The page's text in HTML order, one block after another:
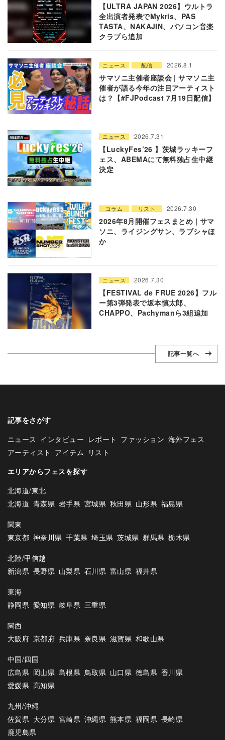
【ULTRA JAPAN 2026】ウルトラ
全出演者発表でMykris、PAS
TASTA、NAKAJIN、パソコン音楽
クラブら追加
ニュース 配信 2026.8.1
サマソニ主催者座談会 | サマソニ主
催者が語る今年の注目アーティスト
は？【#FJPodcast 7月19日配信】
ニュース 2026.7.31
【LuckyFes’26 】茨城ラッキーフ
ェス、ABEMAにて無料独占生中継
決定
コラム リスト 2026.7.30
2026年8月開催フェスまとめ | サマ
ソニ、ライジングサン、ラブシャほ
か
ニュース 2026.7.30
【FESTIVAL de FRUE 2026】フル
ー第3弾発表で坂本慎太郎、
CHAPPO、Pachymanら3組追加
記事一覧へ
記事をさがす
ニュース インタビュー レポート ファッション 海外フェス
アーティスト アイテム
リスト
エリアからフェスを探す
北海道/東北
北海道 青森県 岩手県 宮城県 秋田県 山形県 福島県
関東
東京都 神奈川県 千葉県 埼玉県 茨城県 群馬県 栃木県
北陸/甲信越
新潟県 長野県 山梨県 石川県 富山県 福井県
東海
静岡県 愛知県 岐阜県 三重県
関西
大阪府 京都府 兵庫県 奈良県 滋賀県 和歌山県
中国/四国
広島県 岡山県 島根県 鳥取県 山口県 徳島県 香川県
愛媛県 高知県
九州/沖縄
佐賀県 大分県 宮崎県 沖縄県 熊本県 福岡県 長崎県
鹿児島県